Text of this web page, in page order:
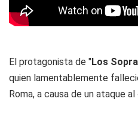
El protagonista de "Los
quien lamentablemente
Roma, a causa de un ataque al